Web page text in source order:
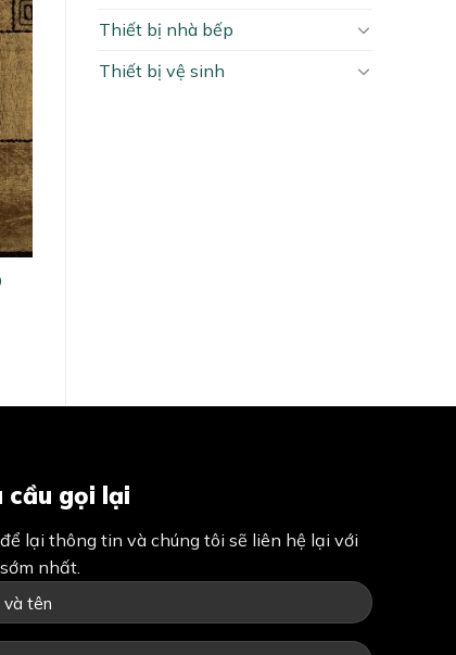
Thiết bị nhà bếp
Thiết bị vệ sinh
cầu gọi lại
lại thông tin và chúng tôi sẽ liên hệ lại với
nhất.